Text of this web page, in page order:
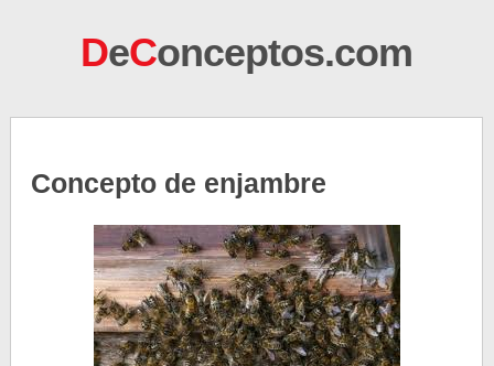
DeConceptos.com
Concepto de enjambre